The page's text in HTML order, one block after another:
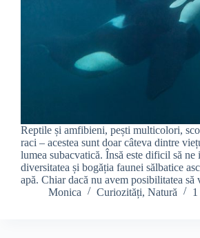
Reptile și amfibieni, pești multicolori,
raci – acestea sunt doar câteva dintre
lumea subacvatică. Însă este dificil să ne
diversitatea și bogăția faunei sălbatice
apă. Chiar dacă nu avem posibilitatea
Monica
Curiozități, Natură